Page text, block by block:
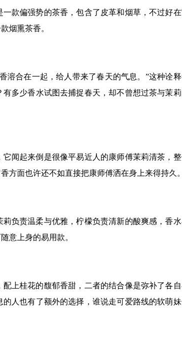
款偏强势的茶香，包含了皮革和烟草，不过好
烟熏茶香。
溶合在一起，给人带来了春天的气息。”这种诠
多少香水试图去捕捉春天，却不曾想过茶与茉莉
闻起来倒是很像平易近人的康师傅茉莉清茶，
方面也许还不如直接把康师傅洒在身上来得持久。
负责温柔与优雅，柠檬负责清新的酸爽感，香
意上身的易用款。
上桂花的馥郁香甜，二者的结合像是弥补了各
人也有了额外的选择，谁说走可爱路线的软萌